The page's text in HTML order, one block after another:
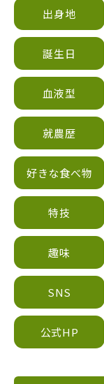
出身地
誕生日
血液型
就農歴
好きな食べ物
特技
趣味
SNS
公式HP